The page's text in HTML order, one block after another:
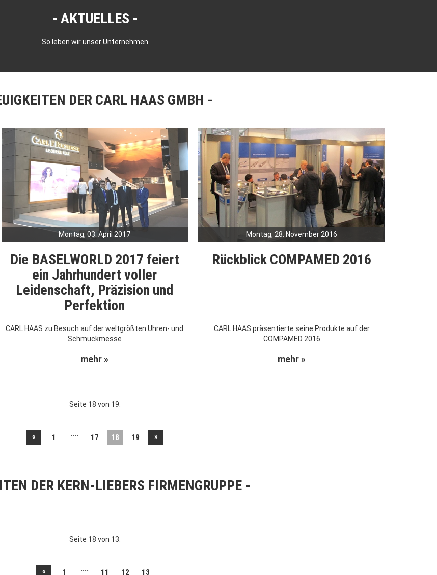
AKTUELLES
So leben wir unser Unternehmen
DER CARL HAAS GMBH
Montag, 03. April 2017
Die BASELWORLD 2017 feiert
ein Jahrhundert voller
Leidenschaft, Präzision und
Perfektion
CARL HAAS zu Besuch auf der weltgrößten Uhren- und
Schmuckmesse
mehr »
Montag, 28. November 2016
Rückblick COMPAMED 2016
CARL HAAS präsentierte seine Produkte auf der
COMPAMED 2016
mehr »
Seite 18 von 19.
« 1 .... 17 18 19 »
DER KERN-LIEBERS FIRMENGRUPPE
Seite 18 von 13.
« 1 .... 11 12 13